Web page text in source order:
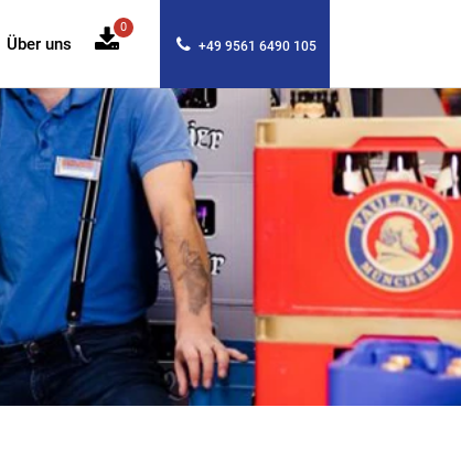
+49 9561 6490 105
Über uns
0